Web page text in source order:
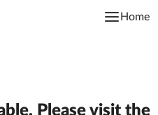
Home
Please visit the